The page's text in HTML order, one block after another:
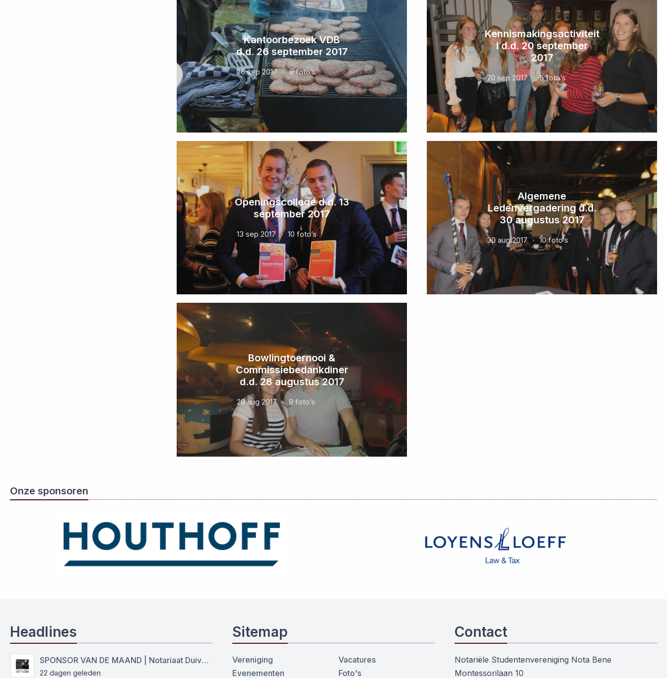
Kantoorbezoek VDB
d.d. 26 september 2017
26 sep 2017 8 foto’s
Kennismakingsactiviteit
I d.d. 20 september
2017
20 sep 2017 5 foto’s
Openingscollege d.d. 13
september 2017
13 sep 2017 10 foto’s
Algemene
Ledenvergadering d.d.
30 augustus 2017
30 aug 2017 10 foto’s
Bowlingtoernooi &
Commissiebedankdiner
d.d. 28 augustus 2017
28 aug 2017 9 foto’s
Onze sponsoren
Headlines
SPONSOR VAN DE MAAND | Notariaat Duiven Westervoort
22 dagen geleden
Sitemap
Vereniging
Evenementen
Vacatures
Foto's
Contact
Notariële Studentenvereniging Nota Bene
Montessorilaan 10